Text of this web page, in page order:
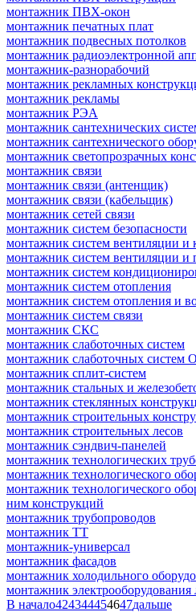
монтажник ПВХ-окон
монтажник печатных плат
монтажник подвесных потолков
монтажник радиоэлектронной
монтажник-разнорабочий
монтажник рекламных
монтажник рекламы
монтажник РЭА
монтажник сантехнических
монтажник сантехнического
монтажник светопрозрачных
монтажник связи
монтажник связи (антенщик)
монтажник связи (кабельщик)
монтажник сетей связи
монтажник систем безопасности
монтажник систем вентиляции и
монтажник систем вентиляции и
монтажник систем
монтажник систем отопления
монтажник систем отопления и
монтажник систем связи
монтажник СКС
монтажник слаботочных систем
монтажник слаботочных систем
монтажник сплит-систем
монтажник стальных и
монтажник стеклянных
монтажник строительных
монтажник строительных лесов
монтажник сэндвич-панелей
монтажник технологических
монтажник технологического
монтажник технологического
ним конструкций
монтажник трубопроводов
монтажник ТТ
монтажник-универсал
монтажник фасадов
монтажник холодильного
монтажник электрооборудования
В начало424344454647дальше